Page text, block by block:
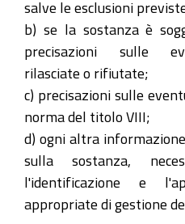
salve le esclusioni
b) se la sostanza è
precisazioni sulle
rilasciate o rifiutate;
c) precisazioni sulle
norma del titolo VIII;
d) ogni altra
sulla sostanza,
l'identificazione e
appropriate di gestione